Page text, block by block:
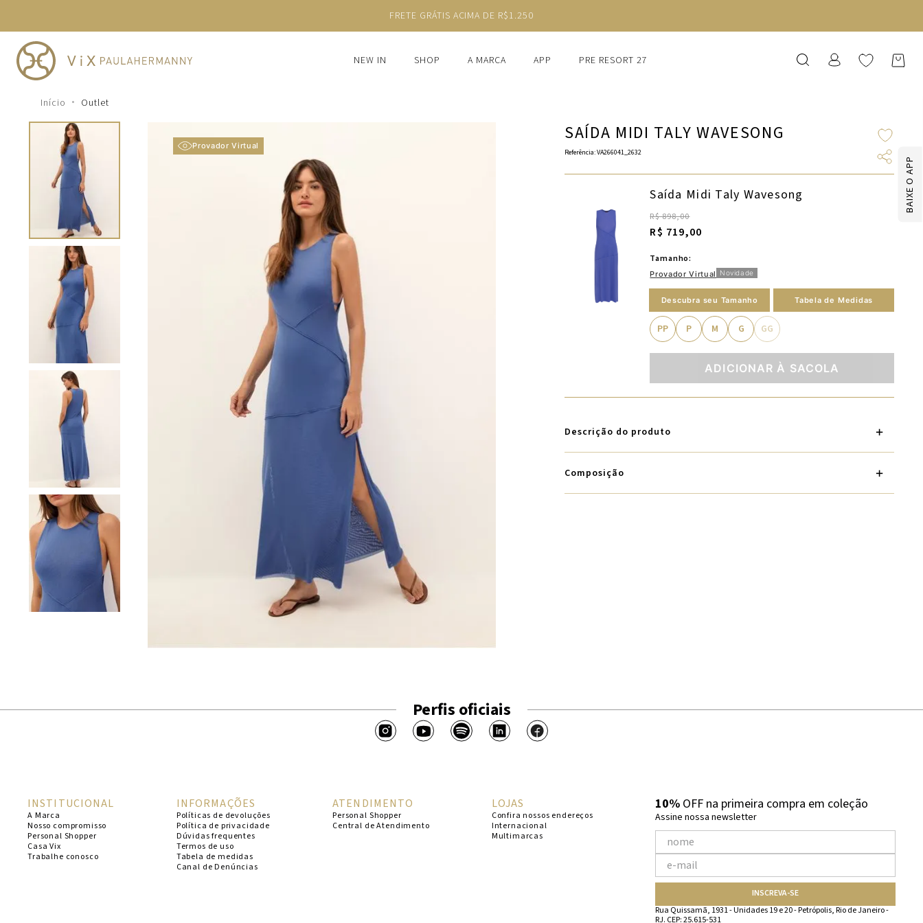
BAIXE O APP
FRETE GRÁTIS ACIMA DE R$1.250
NEW IN SHOP A MARCA APP PRE RESORT 27
Outlet
Provador Virtual
SAÍDA MIDI TALY WAVESONG
Referência:VA266041_2632
Saída Midi Taly Wavesong
R$ 898,00
R$ 719,00
Tamanho:
Provador Virtual Novidade
Descubra seu Tamanho Tabela de Medidas
PP P M G GG
ADICIONAR À SACOLA
Descrição do produto
Composição
Perfis oficiais
INSTITUCIONAL
A Marca
Nosso compromisso
Personal Shopper
Casa Vix
Trabalhe conosco
INFORMAÇÕES
Políticas de devoluções
Política de privacidade
Dúvidas frequentes
Termos de uso
Tabela de medidas
Canal de Denúncias
ATENDIMENTO
Personal Shopper
Central de Atendimento
LOJAS
Confira nossos endereços
Internacional
Multimarcas
10%OFF na primeira compra em coleção
Assine nossa newsletter
INSCREVA-SE
Rua Quissamã, 1931 - Unidades 19 e 20 - Petrópolis, Rio de Janeiro -
RJ. CEP: 25.615-531
cheeky
2º
vestido
vestido curto
biquini
calcinha